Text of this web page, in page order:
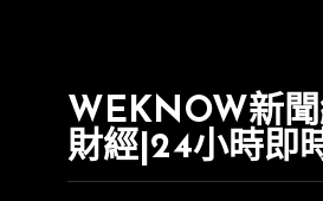
WEKNOW新聞
財經|24小時即